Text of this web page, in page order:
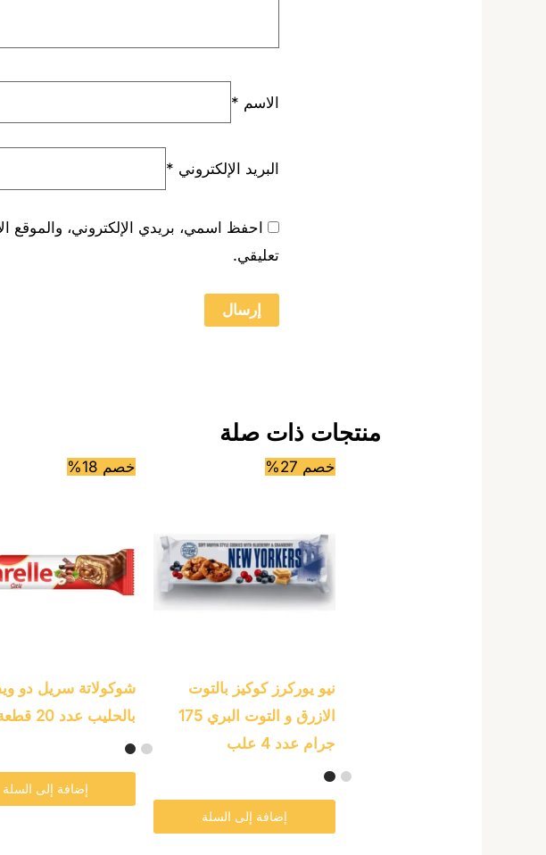
الاسم *
البريد الإلكتروني *
احفظ اسمي، بريدي الإلكتروني، والموقع
تعليقي.
منتجات ذات صلة
خصم 27%
نيو يوركرز كوكيز بالتوت
الازرق و التوت البري 175
جرام عدد 4 علب
إضافة إلى السلة
خصم 18%
شوكولاتة سريل دو
بالحليب عدد 20 قطعة
إضافة إلى السلة